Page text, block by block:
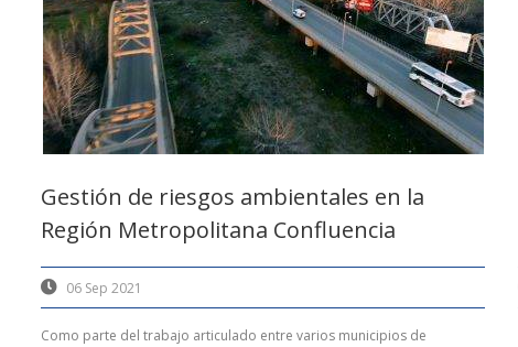
Gestión de riesgos ambientales en la
Región Metropolitana Confluencia
06 Sep 2021
Como parte del trabajo articulado entre varios municipios de